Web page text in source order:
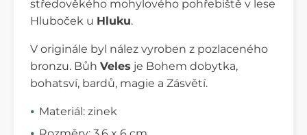
středověkého mohylového pohřebiště v lese
Hluboček u Hluku.
V originále byl nález vyroben z pozlaceného
bronzu. Bůh Veles je Bohem dobytka,
bohatsví, bardů, magie a Zásvětí.
Materiál: zinek